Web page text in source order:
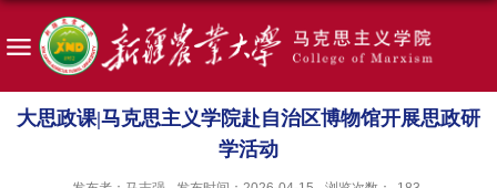
大思政课|马克思主义学院赴自治区博物馆开展思政研
学活动